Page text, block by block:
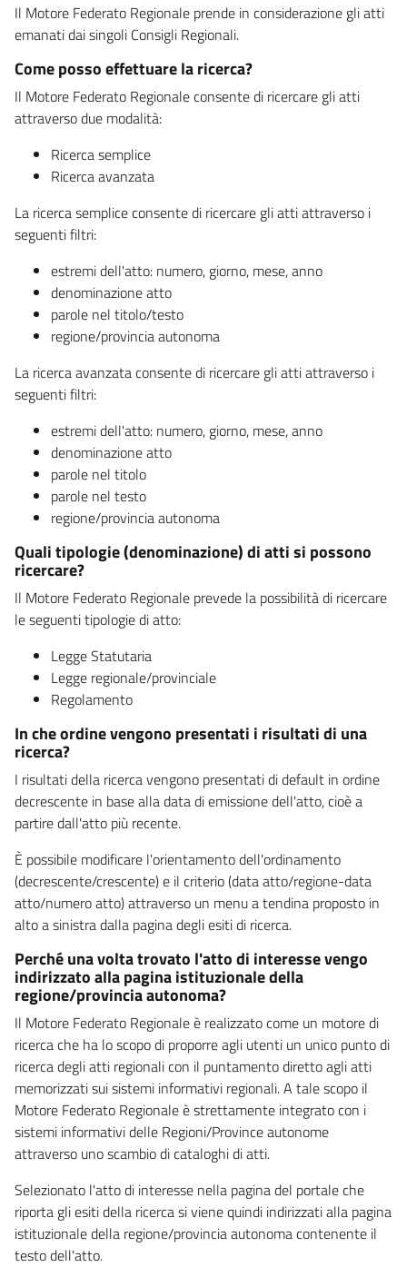
Il Motore Federato Regionale prende in considerazione gli atti
emanati dai singoli Consigli Regionali.
Come posso effettuare la ricerca?
Il Motore Federato Regionale consente di ricercare gli atti
attraverso due modalità:
Ricerca semplice
Ricerca avanzata
La ricerca semplice consente di ricercare gli atti attraverso i
seguenti filtri:
estremi dell'atto: numero, giorno, mese, anno
denominazione atto
parole nel titolo/testo
regione/provincia autonoma
La ricerca avanzata consente di ricercare gli atti attraverso i
seguenti filtri:
estremi dell'atto: numero, giorno, mese, anno
denominazione atto
parole nel titolo
parole nel testo
regione/provincia autonoma
Quali tipologie (denominazione) di atti si possono
ricercare?
Il Motore Federato Regionale prevede la possibilità di ricercare
le seguenti tipologie di atto:
Legge Statutaria
Legge regionale/provinciale
Regolamento
In che ordine vengono presentati i risultati di una
ricerca?
I risultati della ricerca vengono presentati di default in ordine
decrescente in base alla data di emissione dell'atto, cioè a
partire dall'atto più recente.
È possibile modificare l'orientamento dell'ordinamento
(decrescente/crescente) e il criterio (data atto/regione-data
atto/numero atto) attraverso un menu a tendina proposto in
alto a sinistra dalla pagina degli esiti di ricerca.
Perché una volta trovato l'atto di interesse vengo
indirizzato alla pagina istituzionale della
regione/provincia autonoma?
Il Motore Federato Regionale è realizzato come un motore di
ricerca che ha lo scopo di proporre agli utenti un unico punto di
ricerca degli atti regionali con il puntamento diretto agli atti
memorizzati sui sistemi informativi regionali. A tale scopo il
Motore Federato Regionale è strettamente integrato con i
sistemi informativi delle Regioni/Province autonome
attraverso uno scambio di cataloghi di atti.
Selezionato l'atto di interesse nella pagina del portale che
riporta gli esiti della ricerca si viene quindi indirizzati alla pagina
istituzionale della regione/provincia autonoma contenente il
testo dell'atto.